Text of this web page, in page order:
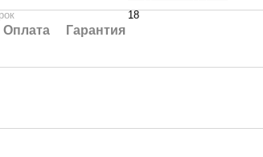
18
Оплата Гарантия